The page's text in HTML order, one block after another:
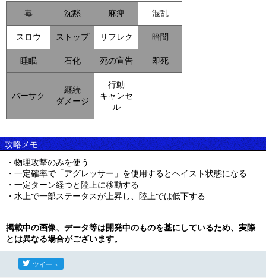
毒 沈黙 麻痺 混乱
スロウ ストップ リフレク 暗闇
睡眠 石化 死の宣告 即死
バーサク
継続
ダメージ
行動
キャンセ
ル
攻略メモ
・物理攻撃のみを使う
・一定確率で「アグレッサー」を使用するとヘイスト状態になる
・一定ターン経つと陸上に移動する
・水上で一部ステータスが上昇し、陸上では低下する
掲載中の画像、データ等は開発中のものを基にしているため、実際
とは異なる場合がございます。
ツイート